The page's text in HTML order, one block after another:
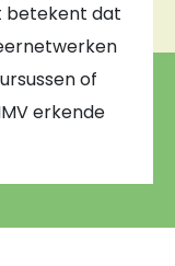
betekent dat
of
erkende